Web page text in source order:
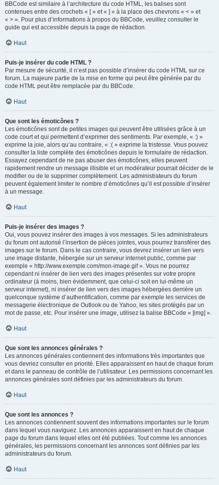
BBCode est similaire à l’architecture du code HTML, les balises sont
contenues entre des crochets « [ » et « ] » à la place des chevrons « < » et
« > ». Pour plus d’informations à propos du BBCode, veuillez consulter le
guide qui est accessible depuis la page de rédaction.
Haut
Puis-je insérer du code HTML ?
Par mesure de sécurité, il n’est pas possible d’insérer du code HTML sur ce
forum. La majeure partie de la mise en forme qui peut être générée par du
code HTML peut être remplacée par du BBCode.
Haut
Que sont les émoticônes ?
Les émoticônes sont de petites images qui peuvent être utilisées grâce à un
code court et qui permettent d’exprimer des sentiments. Par exemple, « :) »
exprime la joie, alors qu’au contraire, « :( » exprime la tristesse. Vous pouvez
consulter la liste complète des émoticônes depuis le formulaire de rédaction.
Essayez cependant de ne pas abuser des émoticônes, elles peuvent
rapidement rendre un message illisible et un modérateur pourrait décider de le
modifier ou de le supprimer complètement. Les administrateurs du forum
peuvent également limiter le nombre d’émoticônes qu’il est possible d’insérer
à un message.
Haut
Puis-je insérer des images ?
Oui, vous pouvez insérer des images à vos messages. Si les administrateurs
du forum ont autorisé l’insertion de pièces jointes, vous pourrez transférer des
images sur le forum. Dans le cas contraire, vous devrez insérer un lien vers
une image distante, hébergée sur un serveur internet public, comme par
exemple « http://www.exemple.com/mon-image.gif ». Vous ne pourrez
cependant ni insérer de lien vers des images présentes sur votre propre
ordinateur (à moins, bien évidemment, que celui-ci soit en lui-même un
serveur internet), ni insérer de lien vers des images hébergées derrière un
quelconque système d’authentification, comme par exemple les services de
messagerie électronique de Outlook ou de Yahoo, les sites protégés par un
mot de passe, etc. Pour insérer une image, utilisez la balise BBCode « [img] ».
Haut
Que sont les annonces générales ?
Les annonces générales contiennent des informations très importantes que
vous devriez consulter en priorité. Elles apparaissent en haut de chaque forum
et dans le panneau de contrôle de l’utilisateur. Les permissions concernant les
annonces générales sont définies par les administrateurs du forum.
Haut
Que sont les annonces ?
Les annonces contiennent souvent des informations importantes sur le forum
dans lequel vous naviguez. Les annonces apparaissent en haut de chaque
page du forum dans lequel elles ont été publiées. Tout comme les annonces
générales, les permissions concernant les annonces sont définies par les
administrateurs du forum.
Haut